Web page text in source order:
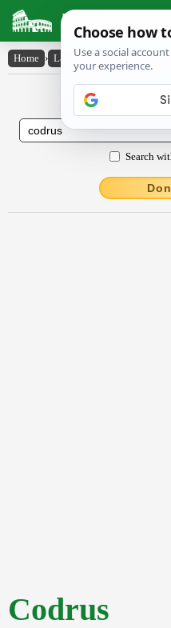
Latin
Home › Latin-English › Codrus
Latin to
Search
Codrus